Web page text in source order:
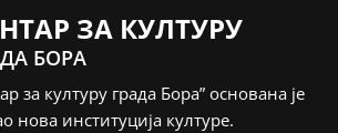
ЗА КУЛТУРУ
БОРА
за културу града Бора” основана је
нова институција културе.